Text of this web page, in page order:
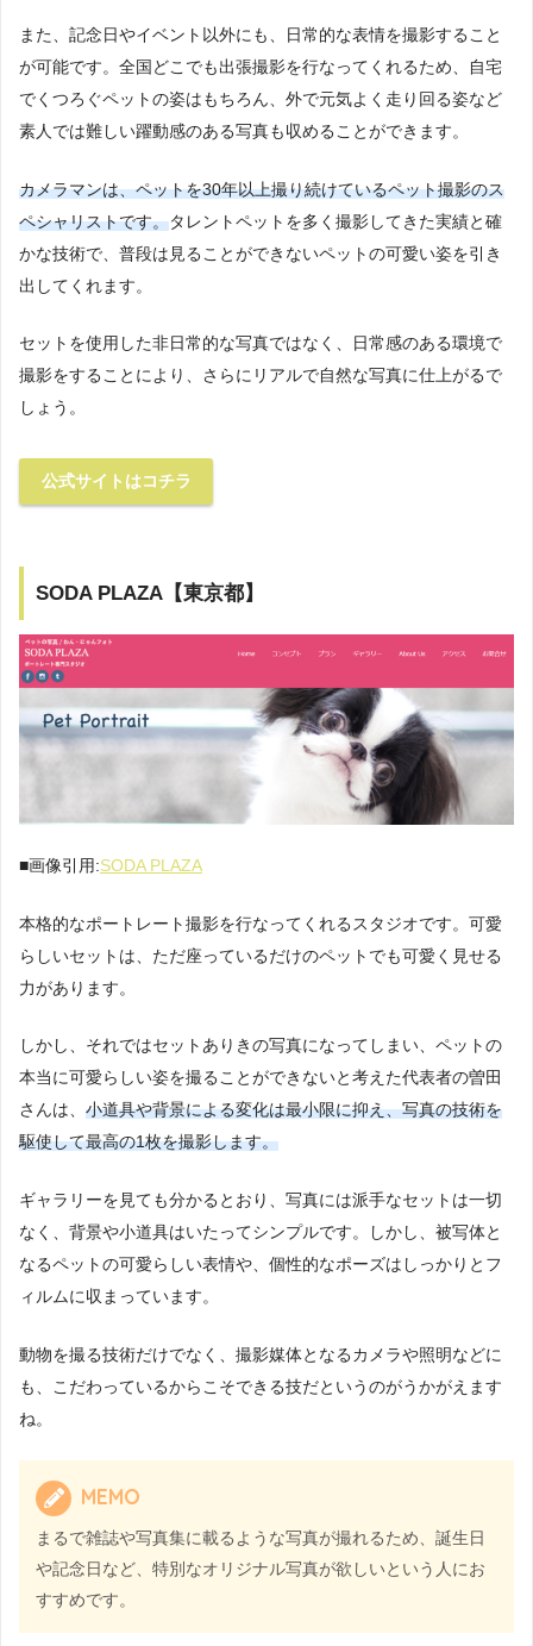
また、記念日やイベント以外にも、日常的な表情を撮影すること
が可能です。全国どこでも出張撮影を行なってくれるため、自宅
でくつろぐペットの姿はもちろん、外で元気よく走り回る姿など
素人では難しい躍動感のある写真も収めることができます。
カメラマンは、ペットを30年以上撮り続けているペット撮影のス
ペシャリストです。タレントペットを多く撮影してきた実績と確
かな技術で、普段は見ることができないペットの可愛い姿を引き
出してくれます。
セットを使用した非日常的な写真ではなく、日常感のある環境で
撮影をすることにより、さらにリアルで自然な写真に仕上がるで
しょう。
公式サイトはコチラ
SODA PLAZA【東京都】
■画像引用:SODA PLAZA
本格的なポートレート撮影を行なってくれるスタジオです。可愛
らしいセットは、ただ座っているだけのペットでも可愛く見せる
力があります。
しかし、それではセットありきの写真になってしまい、ペットの
本当に可愛らしい姿を撮ることができないと考えた代表者の曽田
さんは、 小道具や背景による変化は最小限に抑え、写真の技術を
駆使して最高の1枚を撮影します。
ギャラリーを見ても分かるとおり、写真には派手なセットは一切
なく、背景や小道具はいたってシンプルです。しかし、被写体と
なるペットの可愛らしい表情や、個性的なポーズはしっかりとフ
ィルムに収まっています。
動物を撮る技術だけでなく、撮影媒体となるカメラや照明などに
も、こだわっているからこそできる技だというのがうかがえます
ね。
MEMO
まるで雑誌や写真集に載るような写真が撮れるため、誕生日
や記念日など、特別なオリジナル写真が欲しいという人にお
すすめです。